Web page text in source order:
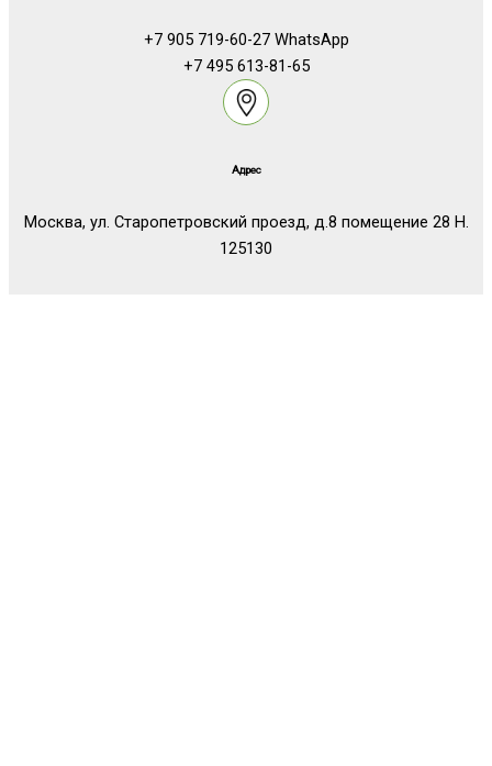
+7 905 719-60-27 WhatsApp
+7 495 613-81-65
Адрес
Москва, ул. Старопетровский проезд, д.8 помещение 28 Н.
125130